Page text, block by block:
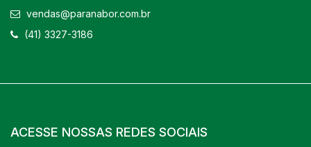
vendas@paranabor.com.br
(41) 3327-3186
ACESSE NOSSAS REDES SOCIAIS